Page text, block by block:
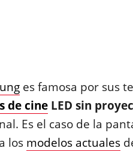
es famosa por sus
de cineLED sin
Es el caso de la
los modelos actuales